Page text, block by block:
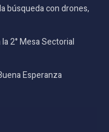
búsqueda con drones,
2° Mesa Sectorial
Esperanza